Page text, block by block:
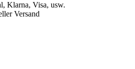
Klarna, Visa, usw.
Versand